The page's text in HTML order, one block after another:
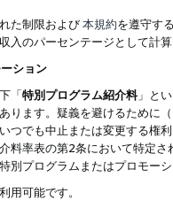
た制限および本規約を遵守す
入のパーセンテージとして計
ション
「特別プログラム紹介料」と
ります。疑義を避けるために
つでも中止または変更する権
料率表の第2条において特定
別プログラムまたはプロモー
用可能です。